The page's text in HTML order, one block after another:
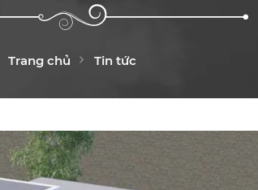
Trang chủ Tin tức